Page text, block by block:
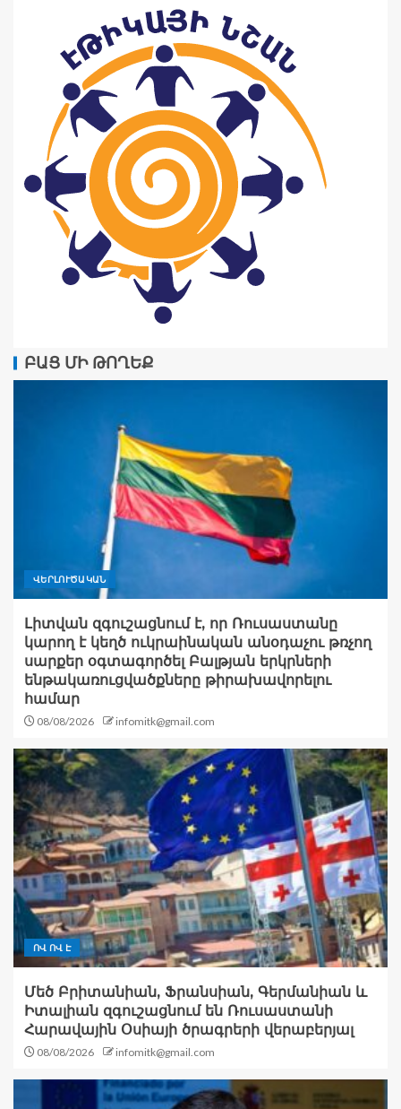
ԲԱՑ ՄԻ ԹՈՂԵՔ
ՎԵՐԼՈՒԾԱԿԱՆ
Լիտվան զգուշացնում է, որ Ռուսաստանը
կարող է կեղծ ուկրաինական անօդաչու թռչող
սարքեր օգտագործել Բալթյան երկրների
ենթակառուցվածքները թիրախավորելու
համար
08/08/2026 infomitk@gmail.com
ՈՎ ՈՎ Է
Մեծ Բրիտանիան, Ֆրանսիան, Գերմանիան և
Իտալիան զգուշացնում են Ռուսաստանի
Հարավային Օսիայի ծրագրերի վերաբերյալ
08/08/2026 infomitk@gmail.com